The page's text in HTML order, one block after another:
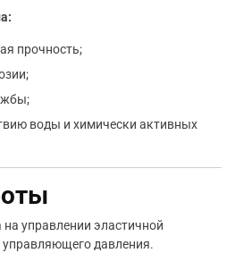
прочность;
воды и химически активных
управлении эластичной
давления.